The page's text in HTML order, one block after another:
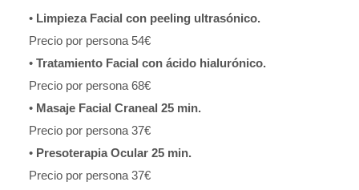
• Limpieza Facial con peeling ultrasónico.
Precio por persona 54€
• Tratamiento Facial con ácido hialurónico.
Precio por persona 68€
• Masaje Facial Craneal 25 min.
Precio por persona 37€
• Presoterapia Ocular 25 min.
Precio por persona 37€